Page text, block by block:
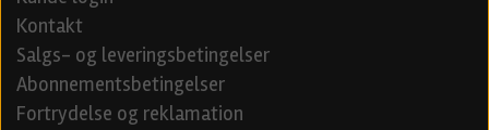
Kontakt
Salgs- og leveringsbetingelser
Abonnementsbetingelser
Fortrydelse og reklamation